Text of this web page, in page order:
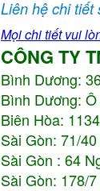
Liên hệ chi tiết
Mọi chi tiết vui
CÔNG TY
Bình Dương:
Bình Dương:
Biên Hòa:
Sài Gòn: 71/
Sài Gòn : 64
Sài Gòn: 178/